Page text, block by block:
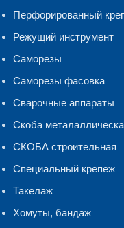
Перфорированный
Режущий инструмент
Саморезы
Саморезы фасовка
Сварочные аппараты
Скоба
СКОБА строительная
Специальный крепеж
Такелаж
Хомуты, бандаж